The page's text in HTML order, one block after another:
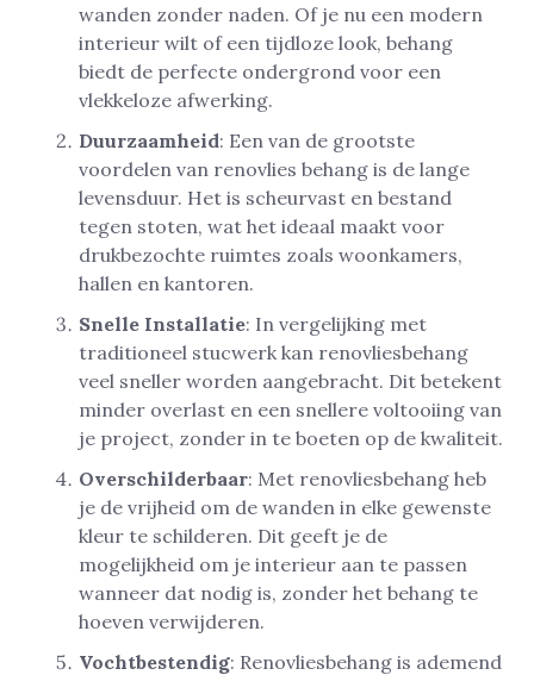
wanden zonder naden. Of je nu een modern
interieur wilt of een tijdloze look, behang
biedt de perfecte ondergrond voor een
vlekkeloze afwerking.
Duurzaamheid: Een van de grootste
voordelen van renovlies behang is de lange
levensduur. Het is scheurvast en bestand
tegen stoten, wat het ideaal maakt voor
drukbezochte ruimtes zoals woonkamers,
hallen en kantoren.
Snelle Installatie: In vergelijking met
traditioneel stucwerk kan renovliesbehang
veel sneller worden aangebracht. Dit betekent
minder overlast en een snellere voltooiing van
je project, zonder in te boeten op de kwaliteit.
Overschilderbaar: Met renovliesbehang heb
je de vrijheid om de wanden in elke gewenste
kleur te schilderen. Dit geeft je de
mogelijkheid om je interieur aan te passen
wanneer dat nodig is, zonder het behang te
hoeven verwijderen.
Vochtbestendig: Renovliesbehang is ademend